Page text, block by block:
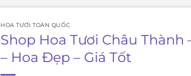
HOA TƯƠI TOÀN QUỐC
Shop Hoa Tươi Châu
– Hoa Đẹp – Giá Tốt